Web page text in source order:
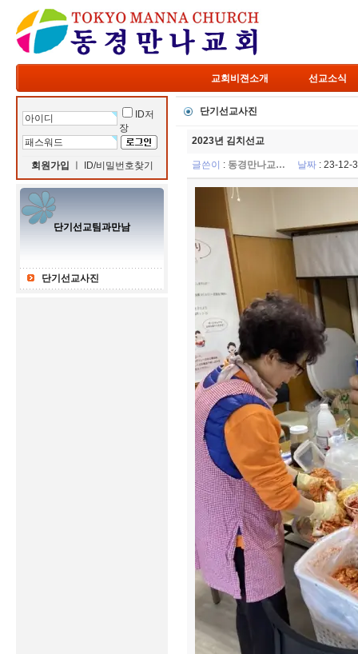
교회비젼소개 선교소식
ID저
장
회원가입 ID/비밀번호찾기
단기선교팀과만남
단기선교사진
단기선교사진
2023년 김치선교
글쓴이 : 동경만나교… 날짜: 23-